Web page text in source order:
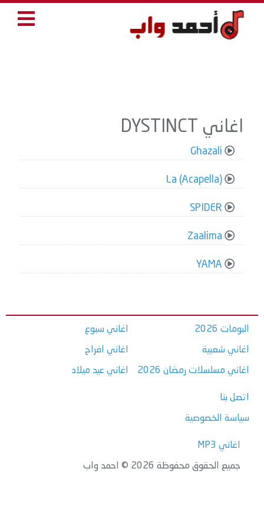
اغاني DYSTINCT
Ghazali
La (Acapella)
SPIDER
Zaalima
YAMA
البومات 2026
اغاني شعبية
اغاني مسلسلات رمضان 2026
اغاني سبوع
اغاني افراح
اغاني عيد ميلاد
اتصل بنا
سياسة الخصوصية
اغاني MP3
جميع الحقوق محفوظة 2026 © احمد واب